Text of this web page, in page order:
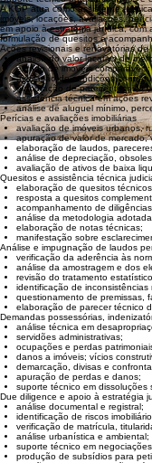
Gestão, monitoramento e entrega
SUPORTE JURÍDICO
Suporte técnico para advogados e
A KGP atua como assistente
imóveis, locações, avaliações,
em apoio à estratégia jurídica,
formulação de quesitos e
Ações revisionais e renovatórias de
análise do valor locativo de
estudo de imóveis comparáveis;
avaliação de condições
elaboração de parecer técnico
assistência técnica em ações
análise de aluguel mínimo,
Perícias e avaliações imobiliárias
avaliação de imóveis urbanos,
apuração de valor de mercado,
elaboração de laudos,
análise de depreciação,
avaliação de ativos de baixa
Quesitos e assistência técnica
elaboração de quesitos técnicos;
resposta a quesitos
acompanhamento de
análise da metodologia adotada
elaboração de notas técnicas;
manifestação sobre
Análise e impugnação de laudos
verificação da aderência às
análise da amostragem e dos
revisão do tratamento
identificação de inconsistências
questionamento de premissas,
elaboração de parecer técnico
Demandas possessórias,
análise técnica em
servidões administrativas;
ocupações e perdas
danos a imóveis; vícios
demarcação, divisas e
apuração de perdas e danos;
suporte técnico em dissoluções
Due diligence e apoio à estratégia
análise documental e registral;
identificação de riscos
verificação de matrícula,